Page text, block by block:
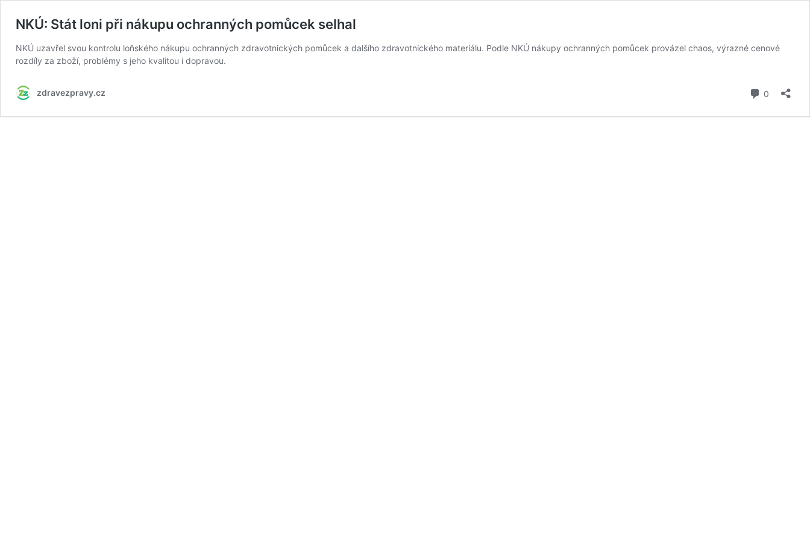
NKÚ: Stát loni při nákupu ochranných pomůcek selhal
NKÚ uzavřel svou kontrolu loňského nákupu ochranných zdravotnických pomůcek a dalšího zdravotnického materiálu. Podle NKÚ nákupy ochranných pomůcek provázel chaos, výrazné cenové
rozdíly za zboží, problémy s jeho kvalitou i dopravou.
zdravezpravy.cz 0 komentářů